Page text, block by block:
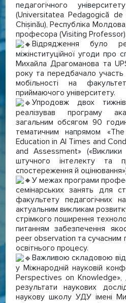
педагогічного
(Universitatea Pedagogică
Chișinău), Республіка
професора (Visiting Professor).
Відрядження було
міжінституційної угоди про
Михайла Драгоманова та
року та передбачало участь
мобільності на
приймаючого університету.
Упродовж двох
реалізував програму
загальним обсягом 90
тематичним напрямом
Education in AI Times and
and Assessment»
штучного інтелекту та
спостереження й
У межах програми
семінарських занять для
факультету педагогічних
актуальним викликам
стрімкого поширення
питанням забезпечення
peer observation та сучасним
освітнього процесу.
Важливою складовою
у Міжнародній науковій
Perspectives on
результати наукових
наукову школу УДУ імені